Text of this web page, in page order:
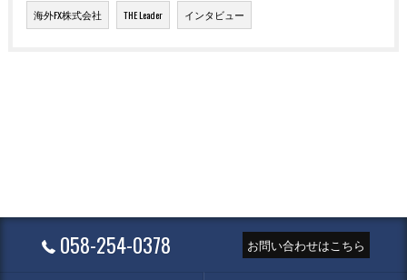
海外FX株式会社 THE Leader インタビュー
058-254-0378 お問い合わせはこちら